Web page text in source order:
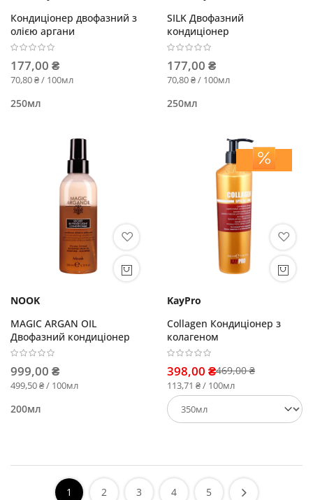
Кондиціонер двофазний з
олією аргани
177,00 ₴
70,80 ₴ / 100мл
250мл
SILK Двофазний
кондиціонер
177,00 ₴
70,80 ₴ / 100мл
250мл
NOOK
MAGIC ARGAN OIL
Двофазний кондиціонер
999,00 ₴
499,50 ₴ / 100мл
200мл
KayPro
Collagen Кондиціонер з
колагеном
398,00 ₴469,00 ₴
113,71 ₴ / 100мл
1 2 3 4
5